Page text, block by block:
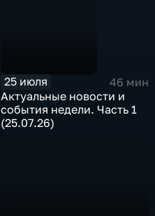
25 июля
46 мин
Актуальные новости и
события недели. Часть 1
(25.07.26)